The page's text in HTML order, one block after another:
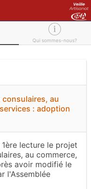
Qui sommes-nous?
consulaires, au
: adoption
lecture le projet
au commerce,
avoir modifié le
l'Assemblée